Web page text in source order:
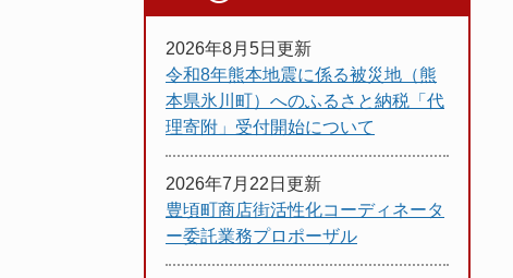
2026年8月5日更新
令和8年熊本地震に係る被災地（熊
本県氷川町）へのふるさと納税「代
理寄附」受付開始について
2026年7月22日更新
豊頃町商店街活性化コーディネータ
ー委託業務プロポーザル